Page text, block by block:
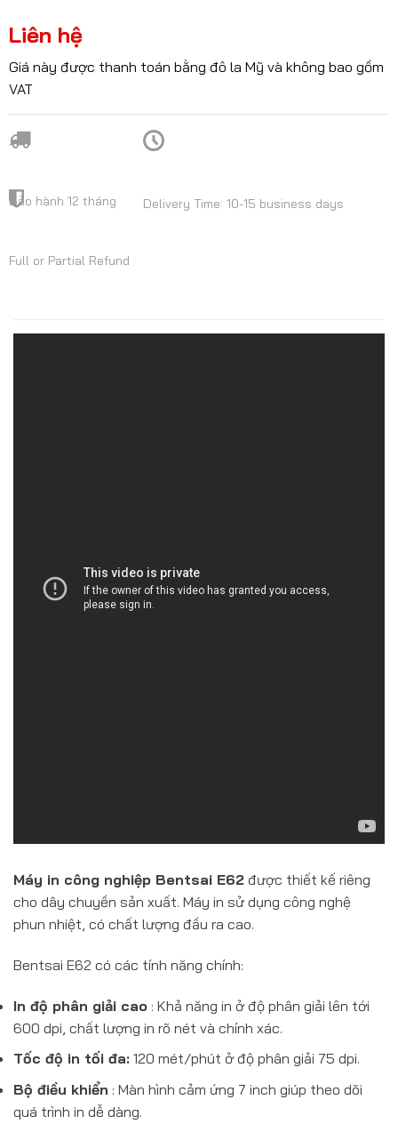
Liên hệ
Giá này được thanh toán bằng đô la Mỹ và không bao gồm
VAT
Bảo hành 12 tháng Delivery Time: 10-15 business days
Full or Partial Refund
Máy in công nghiệp Bentsai E62 được thiết kế riêng
cho dây chuyền sản xuất. Máy in sử dụng công nghệ
phun nhiệt, có chất lượng đầu ra cao.
Bentsai E62 có các tính năng chính:
In độ phân giải cao : Khả năng in ở độ phân giải lên tới
600 dpi, chất lượng in rõ nét và chính xác.
Tốc độ in tối đa: 120 mét/phút ở độ phân giải 75 dpi.
Bộ điều khiển : Màn hình cảm ứng 7 inch giúp theo dõi
quá trình in dễ dàng.